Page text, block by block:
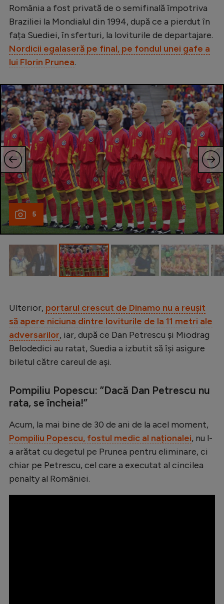
Bundesliga
Ligue 1
Campionate
Starurile fotbalului
Stranieri
Clasamente
Tenis
Handbal
Natație
Formula 1
Gimnastică
Auto
Alte sporturi
JO 2024
JO 2026
Intră în cont
Creează cont
România a fost privată de o semifinală împotriva
Braziliei la Mondialul din 1994, după ce a pierdut în
fața Suediei, în sferturi, la loviturile de departajare.
Nordicii egalaseră pe final, pe fondul unei gafe a
lui Florin Prunea.
5
Ulterior, portarul crescut de Dinamo nu a reușit
să apere niciuna dintre loviturile de la 11 metri ale
adversarilor, iar, după ce Dan Petrescu și Miodrag
Belodedici au ratat, Suedia a izbutit să își asigure
biletul către careul de ași.
Pompiliu Popescu: ”Dacă Dan Petrescu nu
rata, se încheia!”
Acum, la mai bine de 30 de ani de la acel moment,
Pompiliu Popescu, fostul medic al naționalei, nu l-
a arătat cu degetul pe Prunea pentru eliminare, ci
chiar pe Petrescu, cel care a executat al cincilea
penalty al României.